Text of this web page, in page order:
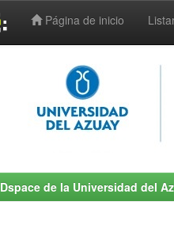
Página de inicio
Dspace de la Universidad del